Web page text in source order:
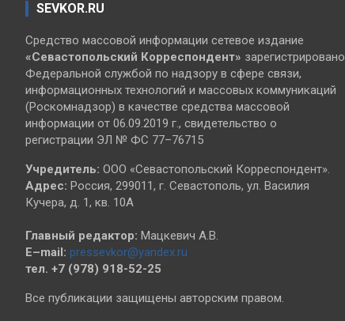
SEVKOR.RU
Средство массовой информации сетевое издание
«Севастопольский Корреспондент» зарегистрировано
Федеральной службой по надзору в сфере связи,
информационных технологий и массовых коммуникаций
(Роскомнадзор) в качестве средства массовой
информации от 06.09.2019 г., свидетельство о
регистрации ЭЛ № ФС 77–76715
Учредитель: ООО «Севастопольский Корреспондент».
Адрес: Россия, 299011, г. Севастополь, ул. Василия
Кучера, д. 1, кв. 10А
Главный редактор: Мацкевич А.В.
E–mail: pressevkor@yandex.ru
тел. +7 (978) 918-52-25
Все публикации защищены авторским правом.